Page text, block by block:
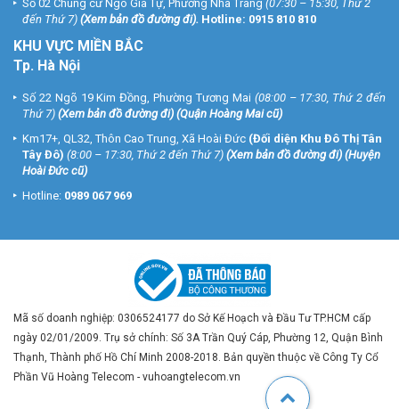
Số 02 Chung cư Ngô Gia Tự, Phường Nha Trang (07:30 – 15:30, Thứ 2
đến Thứ 7) (Xem bản đồ đường đi). Hotline: 0915 810 810
KHU VỰC MIỀN BẮC
Tp. Hà Nội
Số 22 Ngõ 19 Kim Đồng, Phường Tương Mai (08:00 – 17:30, Thứ 2 đến
Thứ 7) (Xem bản đồ đường đi) (Quận Hoàng Mai cũ)
Km17+, QL32, Thôn Cao Trung, Xã Hoài Đức (Đối diện Khu Đô Thị Tân
Tây Đô) (8:00 – 17:30, Thứ 2 đến Thứ 7) (Xem bản đồ đường đi) (Huyện
Hoài Đức cũ)
Hotline: 0989 067 969
Mã số doanh nghiệp: 0306524177 do Sở Kế Hoạch và Đầu Tư TP.HCM cấp
ngày 02/01/2009. Trụ sở chính: Số 3A Trần Quý Cáp, Phường 12, Quận Bình
Thạnh, Thành phố Hồ Chí Minh 2008-2018. Bản quyền thuộc về Công Ty Cổ
Phần Vũ Hoàng Telecom - vuhoangtelecom.vn